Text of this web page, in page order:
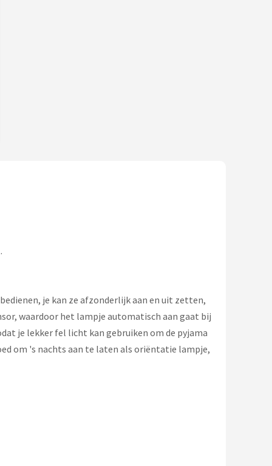
je kan ze afzonderlijk aan en uit zetten,
waardoor het lampje automatisch aan gaat bij
je lekker fel licht kan gebruiken om de pyjama
om 's nachts aan te laten als oriëntatie lampje,